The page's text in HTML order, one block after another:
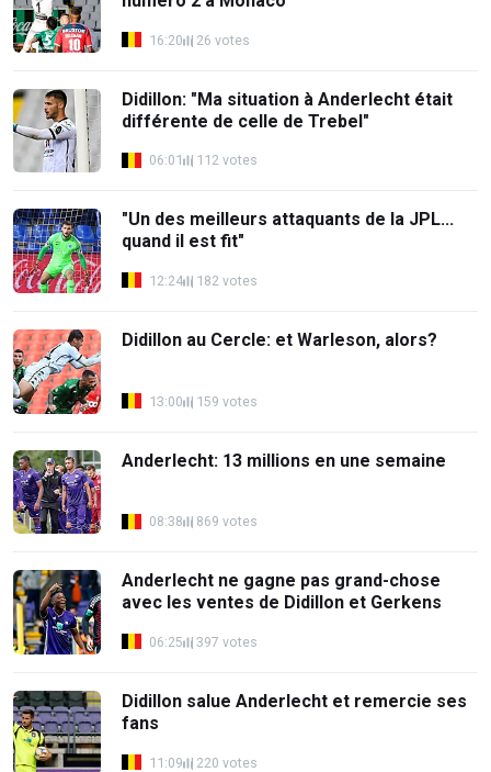
16:20 26 votes
Didillon: "Ma situation à Anderlecht était
différente de celle de Trebel"
06:01 112 votes
"Un des meilleurs attaquants de la JPL...
quand il est fit"
12:24 182 votes
Didillon au Cercle: et Warleson, alors?
13:00 159 votes
Anderlecht: 13 millions en une semaine
08:38 869 votes
Anderlecht ne gagne pas grand-chose
avec les ventes de Didillon et Gerkens
06:25 397 votes
Didillon salue Anderlecht et remercie ses
fans
11:09 220 votes